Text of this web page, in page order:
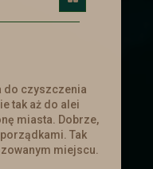
do czyszczenia
tak aż do alei
miasta. Dobrze,
Tak
miejscu.